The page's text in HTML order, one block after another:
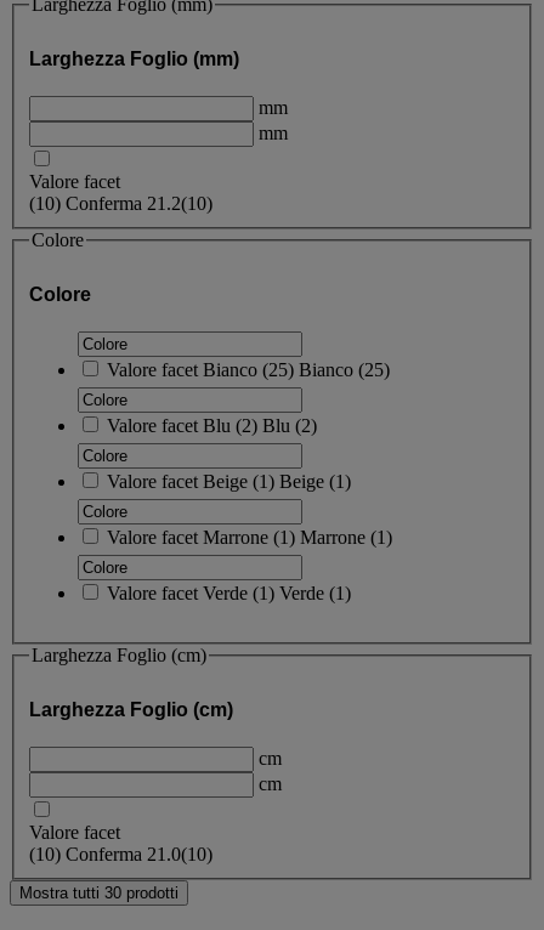
Larghezza Foglio (mm)
mm
mm
Valore facet
(10) Conferma 21.2(10)
Colore
Colore
Valore facet Bianco (25) Bianco (25)
Valore facet Blu (2) Blu (2)
Valore facet Beige (1) Beige (1)
Valore facet Marrone (1) Marrone (1)
Valore facet Verde (1) Verde (1)
Larghezza Foglio (cm)
Larghezza Foglio (cm)
cm
cm
Valore facet
(10) Conferma 21.0(10)
Mostra tutti 30 prodotti